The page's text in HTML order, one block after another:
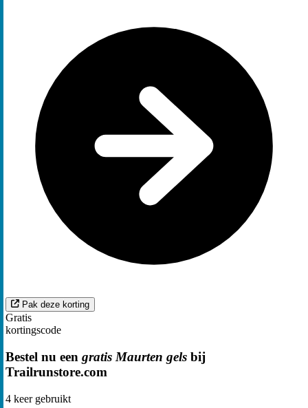
Pak deze korting
Gratis
kortingscode
Bestel nu een gratis Maurten gels bij
Trailrunstore.com
4 keer gebruikt